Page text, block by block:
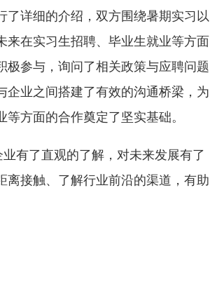
了详细的介绍，双方围绕暑期实习以
来在实习生招聘、毕业生就业等方面
极参与，询问了相关政策与应聘问题
企业之间搭建了有效的沟通桥梁，为
方面的合作奠定了坚实基础。
有了直观的了解，对未来发展有了
离接触、了解行业前沿的渠道，有助